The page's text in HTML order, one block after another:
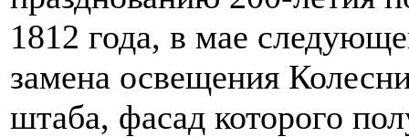
1812 года, в мае
замена освещения
штаба, фасад которого